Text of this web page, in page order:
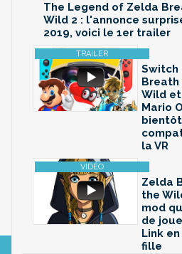
The Legend of Zelda
Wild 2 : l'annonce
2019, voici le 1er trailer
Switch
Wild
Mario
bientôt
la VR
Zelda
the
mod
de
Link
fille